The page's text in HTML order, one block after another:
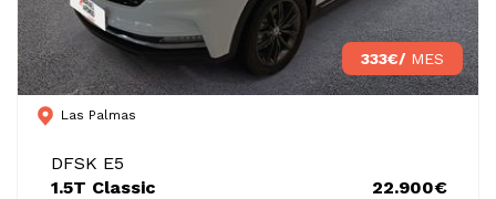
333€/ MES
Las Palmas
DFSK E5
1.5T Classic
22.900€